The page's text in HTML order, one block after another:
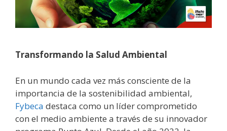
Transformando la Salud Ambiental
En un mundo cada vez más consciente de la
importancia de la sostenibilidad ambiental,
Fybeca destaca como un líder comprometido
con el medio ambiente a través de su innovador